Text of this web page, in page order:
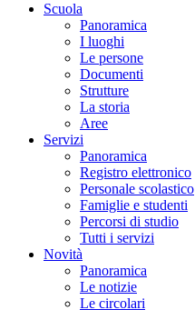
Scuola
Panoramica
I luoghi
Le persone
Documenti
Strutture
La storia
Aree
Servizi
Panoramica
Registro elettronico
Personale scolastico
Famiglie e studenti
Percorsi di studio
Tutti i servizi
Novità
Panoramica
Le notizie
Le circolari